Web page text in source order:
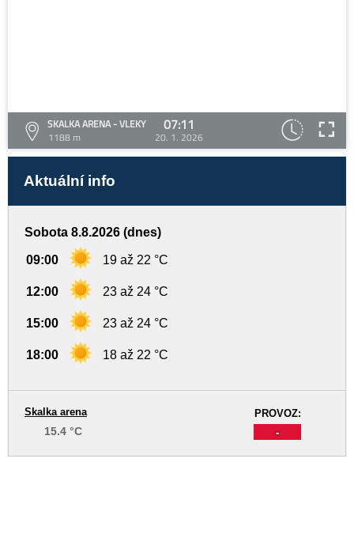
SKALKA ARENA - VLEKY
1188 m
07:11
20. 1. 2026
Aktuální info
Sobota 8.8.2026 (dnes)
09:00 19 až 22 °C
12:00 23 až 24 °C
15:00 23 až 24 °C
18:00 18 až 22 °C
PROVOZ:
-
Skalka arena
15.4 °C